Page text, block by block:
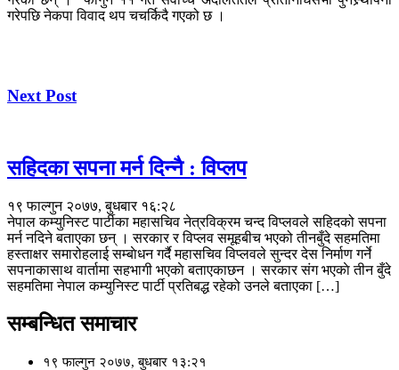
गरेपछि नेकपा विवाद थप चचर्किदै गएको छ ।
Next Post
सहिदका सपना मर्न दिन्नै : विप्लप
१९ फाल्गुन २०७७, बुधबार १६:२८
नेपाल कम्युनिस्ट पार्टीका महासचिव नेत्रविक्रम चन्द विप्लवले सहिदको सपना
मर्न नदिने बताएका छन् । सरकार र विप्लव समूहबीच भएको तीनबुँदे सहमतिमा
हस्ताक्षर समारोहलाई सम्बाेधन गर्दै महासचिव विप्लवले सुन्दर देस निर्माण गर्ने
सपनाकासाथ वार्तामा सहभागी भएकाे बताएकाछन । सरकार संग भएकाे तीन बुँदे
सहमतिमा नेपाल कम्युनिस्ट पार्टी प्रतिबद्ध रहेको उनले बताएका […]
सम्बन्धित समाचार
१९ फाल्गुन २०७७, बुधबार १३:२१